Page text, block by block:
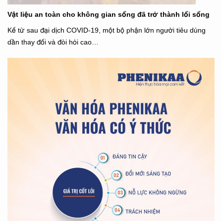
Vật liệu an toàn cho không gian sống đã trở thành lối sống
Kể từ sau đại dịch COVID-19, một bộ phận lớn người tiêu dùng
dần thay đổi và đòi hỏi cao…